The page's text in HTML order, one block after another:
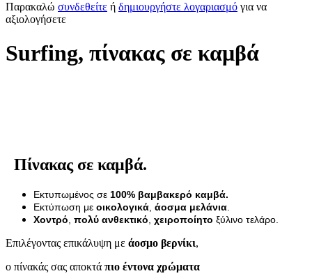
Παρακαλώ συνδεθείτε ή δημιουργήστε λογαριασμό για να
αξιολογήσετε
Surfing, πίνακας σε καμβά
Πίνακας σε καμβά.
Εκτυπωμένος σε 100% βαμβακερό καμβά.
Εκτύπωση με οικολογικά άοσμα μελάνια
Χοντρό πολύ ανθεκτικό χειροποίητο ξύλινο τελάρο.
Επιλέγοντας επικάλυψη με άοσμο βερνίκι,
ο πίνακάς σας αποκτά πιο έντονα χρώματα